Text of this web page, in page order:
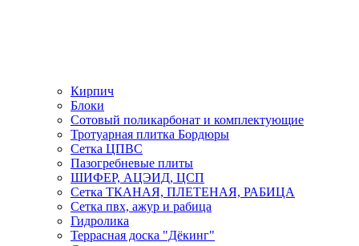
Кирпич
Блоки
Сотовый поликарбонат и комплектующие
Тротуарная плитка Бордюры
Сетка ЦПВС
Пазогребневые плиты
ШИФЕР, АЦЭИД, ЦСП
Сетка ТКАНАЯ, ПЛЕТЕНАЯ, РАБИЦА
Сетка пвх, ажур и рабица
Гидролика
Террасная доска "Дёкинг"